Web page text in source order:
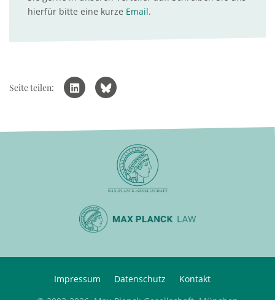
hierfür bitte eine kurze Email.
Seite teilen:
Impressum Datenschutz
Kontakt